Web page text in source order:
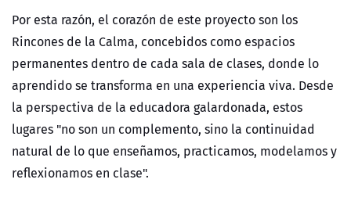
Por esta razón, el corazón de este proyecto son los
Rincones de la Calma, concebidos como espacios
permanentes dentro de cada sala de clases, donde lo
aprendido se transforma en una experiencia viva. Desde
la perspectiva de la educadora galardonada, estos
lugares "no son un complemento, sino la continuidad
natural de lo que enseñamos, practicamos, modelamos y
reflexionamos en clase".